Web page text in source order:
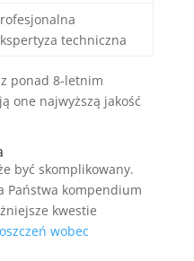
techniczna
ponad 8-letnim
one najwyższą jakość
być skomplikowany.
Państwa kompendium
kwestie
wobec